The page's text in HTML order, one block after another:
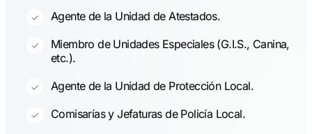
Agente de la Unidad de Atestados.
Miembro de Unidades Especiales (G.I.S., Canina,
etc.).
Agente de la Unidad de Protección Local.
Comisarías y Jefaturas de Policía Local.